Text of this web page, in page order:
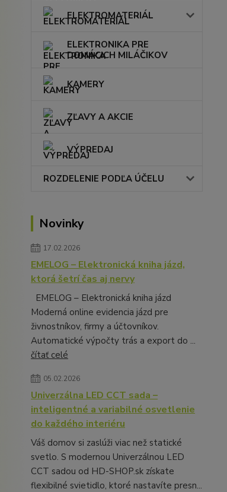
ELEKTROMATERIÁL
ELEKTRONIKA PRE
DOMÁCICH MILÁČIKOV
KAMERY
ZĽAVY A AKCIE
VÝPREDAJ
ROZDELENIE PODĽA ÚČELU
Novinky
17.02.2026
EMELOG – Elektronická kniha jázd,
ktorá šetrí čas aj nervy
EMELOG – Elektronická kniha jázd
Moderná online evidencia jázd pre
živnostníkov, firmy a účtovníkov.
Automatické výpočty trás a export do ...
čítať celé
05.02.2026
Univerzálna LED CCT sada –
inteligentné a variabilné osvetlenie
do každého interiéru
Váš domov si zaslúži viac než statické
svetlo. S modernou Univerzálnou LED
CCT sadou od HD-SHOP.sk získate
flexibilné svietidlo, ktoré nastavíte presn...